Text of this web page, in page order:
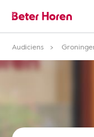
Audiciens